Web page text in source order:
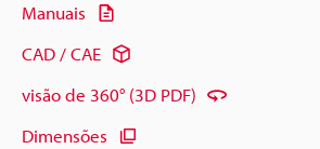
Manuais
CAD / CAE
visão de 360° (3D PDF)
Dimensões